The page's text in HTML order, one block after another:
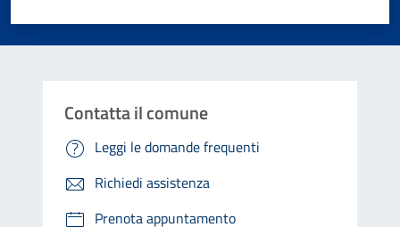
Contatta il comune
Leggi le domande frequenti
Richiedi assistenza
Prenota appuntamento